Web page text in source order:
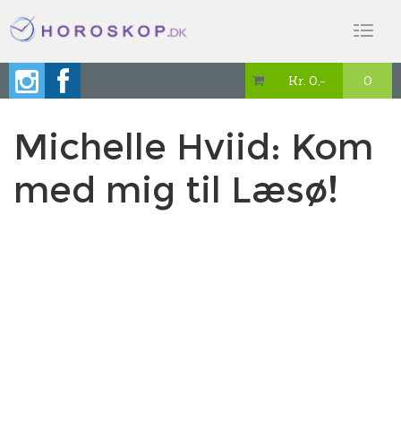
 Kr. 0,- 0
Michelle Hviid: Kom
med mig til Læsø!